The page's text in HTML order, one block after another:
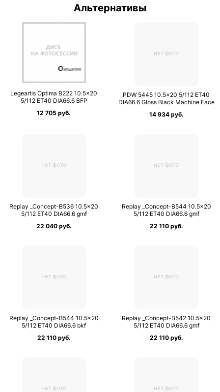
Альтернативы
Legeartis Optima B222 10.5×20
5/112 ET40 DIA66.6 BFP
12 705 руб.
нет фото
PDW 5445 10.5×20 5/112 ET40
DIA66.6 Gloss Black Machine Face
14 934 руб.
нет фото
Replay _Concept-B536 10.5×20
5/112 ET40 DIA66.6 gmf
22 040 руб.
нет фото
Replay _Concept-B544 10.5×20
5/112 ET40 DIA66.6 gmf
22 110 руб.
нет фото
Replay _Concept-B544 10.5×20
5/112 ET40 DIA66.6 bkf
22 110 руб.
нет фото
Replay _Concept-B542 10.5×20
5/112 ET40 DIA66.6 gmf
22 110 руб.
нет фото нет фото